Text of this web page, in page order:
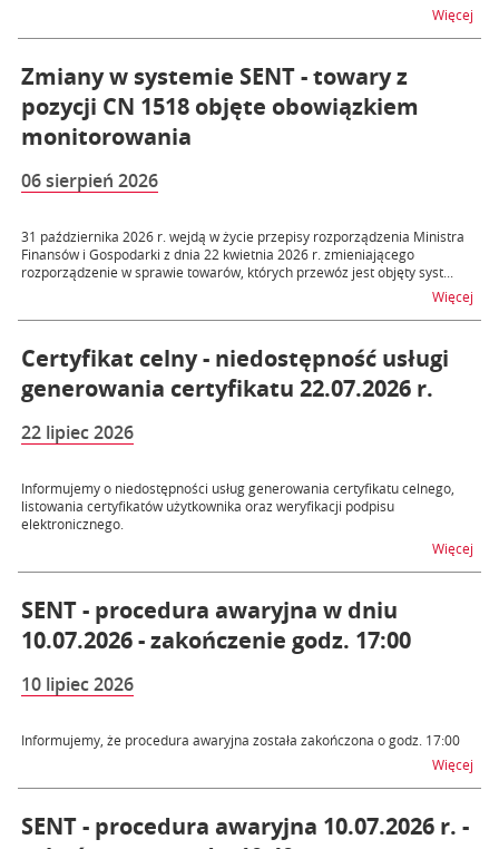
Więcej
Zmiany w systemie SENT - towary z
pozycji CN 1518 objęte obowiązkiem
monitorowania
06 sierpień 2026
31 października 2026 r. wejdą w życie przepisy rozporządzenia Ministra
Finansów i Gospodarki z dnia 22 kwietnia 2026 r. zmieniającego
rozporządzenie w sprawie towarów, których przewóz jest objęty syst...
Więcej
Certyfikat celny - niedostępność usługi
generowania certyfikatu 22.07.2026 r.
22 lipiec 2026
Informujemy o niedostępności usług generowania certyfikatu celnego,
listowania certyfikatów użytkownika oraz weryfikacji podpisu
elektronicznego.
Więcej
SENT - procedura awaryjna w dniu
10.07.2026 - zakończenie godz. 17:00
10 lipiec 2026
Informujemy, że procedura awaryjna została zakończona o godz. 17:00
Więcej
SENT - procedura awaryjna 10.07.2026 r. -